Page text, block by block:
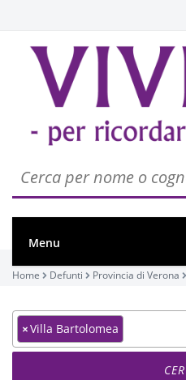
Menu
Home Defunti Provincia di Verona
×Villa Bartolomea